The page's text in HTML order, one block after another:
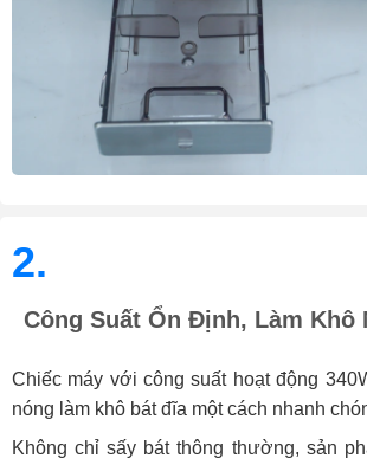
2.
Công Suất Ổn Định, Làm Khô
Chiếc máy với công suất hoạt động
nóng làm khô bát đĩa một cách nhanh
Không chỉ sấy bát thông thường, sản